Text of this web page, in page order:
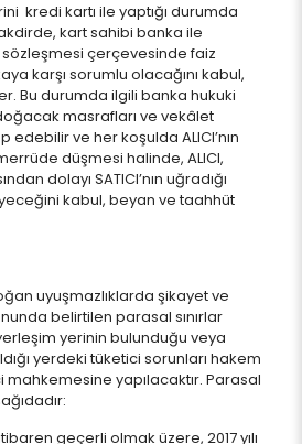
kredi kartı ile yaptığı durumda
kart sahibi banka ile
sözleşmesi çerçevesinde faiz
karşı sorumlu olacağını kabul,
Bu durumda ilgili banka hukuki
masrafları ve vekâlet
edebilir ve her koşulda ALICI’nın
düşmesi halinde, ALICI,
dolayı SATICI’nın uğradığı
kabul, beyan ve taahhüt
uyuşmazlıklarda şikayet ve
belirtilen parasal sınırlar
yerinin bulunduğu veya
yerdeki tüketici sorunları hakem
yapılacaktır. Parasal
geçerli olmak üzere, 2017 yılı